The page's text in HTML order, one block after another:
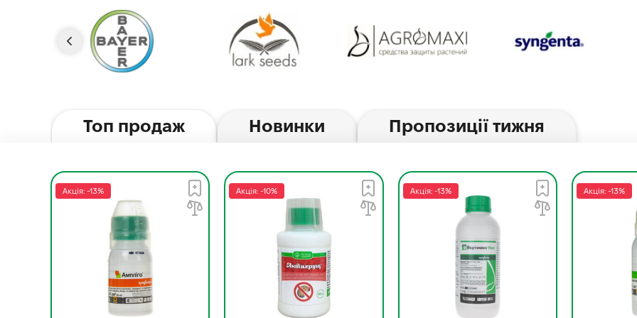
Топ продаж Новинки Пропозиції тижня
Акція: -13% Акція: -10% Акція: -13% Акція: -13%